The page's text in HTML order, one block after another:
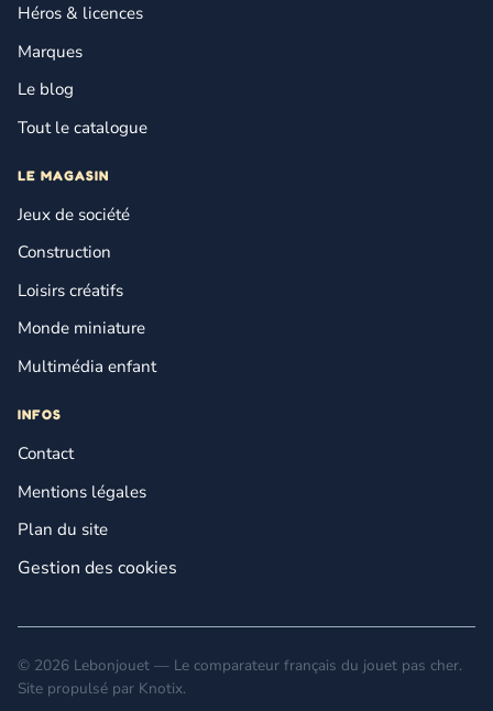
Héros & licences
Marques
Le blog
Tout le catalogue
LE MAGASIN
Jeux de société
Construction
Loisirs créatifs
Monde miniature
Multimédia enfant
INFOS
Contact
Mentions légales
Plan du site
Gestion des cookies
© 2026 Lebonjouet — Le comparateur français du jouet pas cher.
Site propulsé par Knotix.